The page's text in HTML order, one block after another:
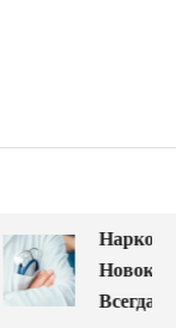
Всегда